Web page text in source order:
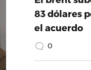
83 dólares
el acuerdo
0